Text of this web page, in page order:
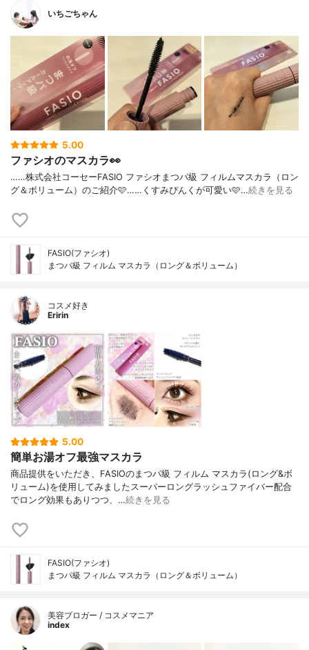
いちごちゃん
5.00
ファシオのマスカラ👀
……⁡⁡株式会社コーセー⁡⁡FASIO ファシオ⁡⁡まつパ級 フィルムマスカラ⁡⁡（ロン
グ＆ボリューム）⁡⁡のご紹介🩷️⁡⁡……⁡⁡くすみぴんくが可愛い🩷️⁡⁡…続きを見る
FASIO(ファシオ)
まつパ級 フィルム マスカラ（ロング＆ボリューム）
コスメ好き
Eririn
5.00
簡単お湯オフ最強マスカラ
商品提供をいただき、FASIOのまつパ級 フィルム マスカラ(ロング&ボ
リューム)を使用してみましたスーパーロングラッシュファイバー配合
でロング効果もありつつ、…続きを見る
FASIO(ファシオ)
まつパ級 フィルム マスカラ（ロング＆ボリューム）
美容ブロガー / コスメマニア
index